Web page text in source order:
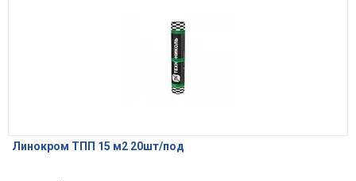
Линокром ТПП 15 м2 20шт/под